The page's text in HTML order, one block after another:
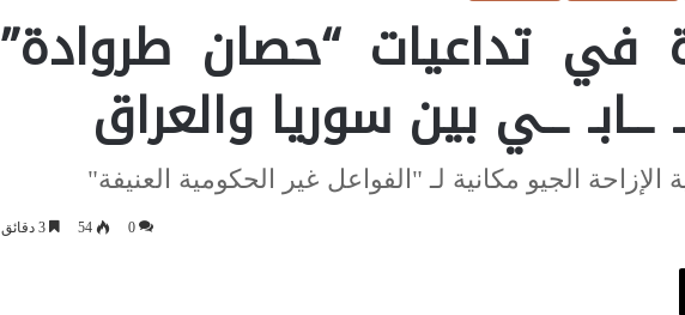
في تداعيات “حصان طروادة”
ــابـ ــي بين سوريا والعراق
الإزاحة الجيو مكانية لـ "الفواعل غير الحكومية العنيفة"
0
54 3 دقائق